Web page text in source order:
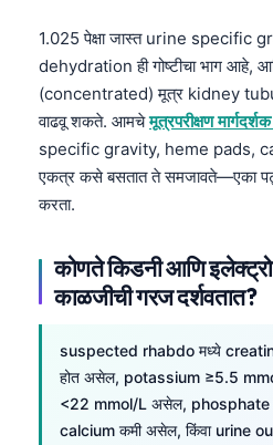
1.025 पेक्षा जास्त urine specific
dehydration ही गोष्टीचा भाग आहे,
(concentrated) मूत्र kidney
वाढवू शकते. आमचेमूत्रपरीक्षण
specific gravity, heme pads,
एकत्र कसे बसतात ते समजावते—एका
करता.
कोणते किडनी आणि
काळजीची गरज दर्शवतात?
suspected rhabdo मध्ये
होत असेल, potassium ≥5.5
<22 mmol/L असेल, phosphate
calcium कमी असेल, किंवा urine